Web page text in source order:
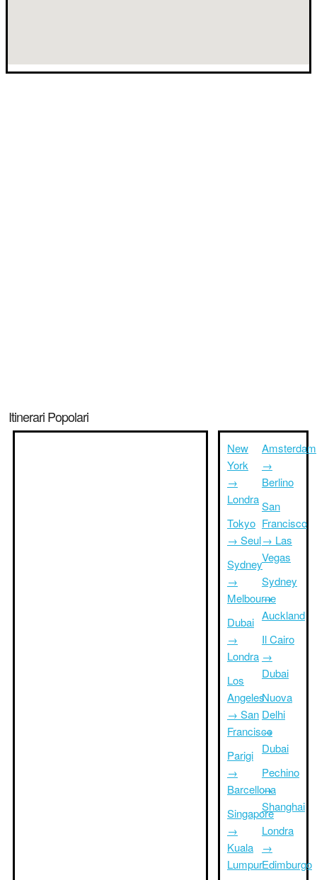
Itinerari Popolari
New
York
→
Londra
Tokyo
→ Seul
Sydney
→
Melbourne
Dubai
→
Londra
Los
Angeles
→ San
Francisco
Parigi
→
Barcellona
Singapore
→
Kuala
Lumpur
Amsterdam
→
Berlino
San
Francisco
→ Las
Vegas
Sydney
→
Auckland
Il Cairo
→
Dubai
Nuova
Delhi
→
Dubai
Pechino
→
Shanghai
Londra
→
Edimburgo